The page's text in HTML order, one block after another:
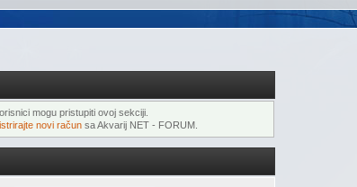
mogu pristupiti ovoj sekciji.
novi računsa Akvarij NET - FORUM.